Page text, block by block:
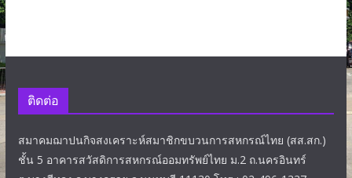
ติดต่อ
สมาคมฌาปนกิจสงเคราะห์สมาชิกขบวนการสหกรณ์ไทย (สส.สก.)
ชั้น 5 อาคารสวัสดิการสหกรณ์ออมทรัพย์ไทย ม.2 ถ.นครอินทร์